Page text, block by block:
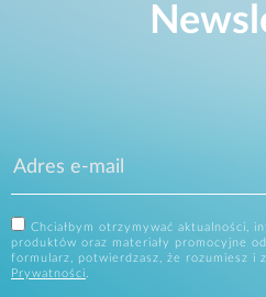
Chciałbym otrzymywać aktualności,
produktów oraz materiały promocyjne
formularz, potwierdzasz, że rozumiesz i
Prywatności